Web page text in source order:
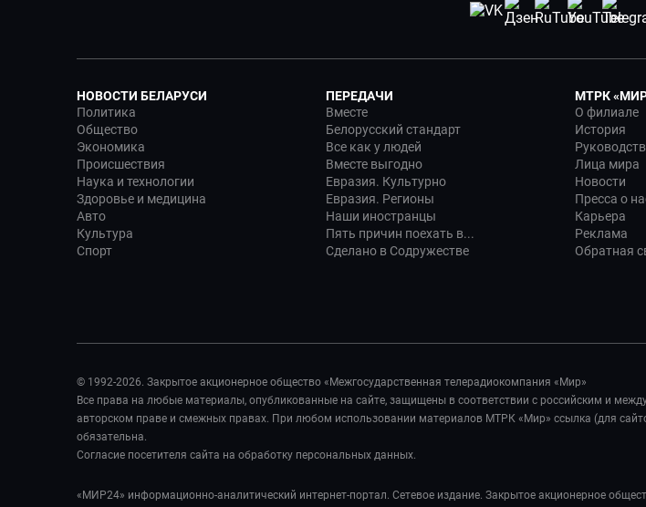
НОВОСТИ БЕЛАРУСИ
Политика
Общество
Экономика
Происшествия
Наука и технологии
Здоровье и медицина
Авто
Культура
Спорт
ПЕРЕДАЧИ
Вместе
Белорусский стандарт
Все как у людей
Вместе выгодно
Евразия. Культурно
Евразия. Регионы
Наши иностранцы
Пять причин поехать в...
Сделано в Содружестве
МТРК
О филиале
История
Лица мира
Новости
Пресса о
Карьера
Реклама
Обратная
© 1992-2026. Закрытое акционерное общество «Межгосударственная телерадиокомпания «Мир»
Все права на любые материалы, опубликованные на сайте, защищены в соответствии с российским и
авторском праве и смежных правах. При любом использовании материалов МТРК «Мир» ссылка (для
обязательна.
Согласие посетителя сайта на обработку персональных данных.
«МИР24» информационно-аналитический интернет-портал. Сетевое издание. Закрытое акционерное